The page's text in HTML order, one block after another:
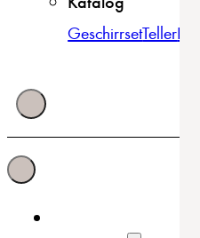
GeschirrsetTeller